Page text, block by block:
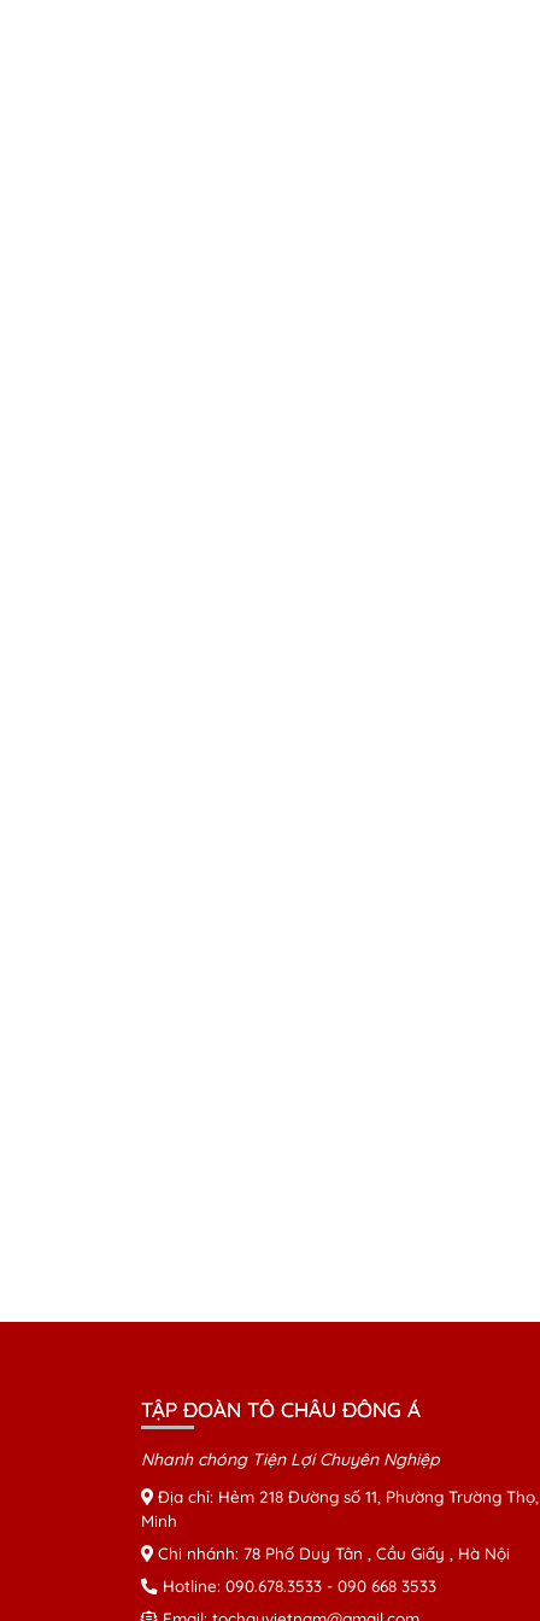
TẬP ĐOÀN TÔ CHÂU ĐÔNG Á
Nhanh chóng Tiện Lợi Chuyên Nghiệp
Địa chỉ: Hẻm 218 Đường số 11, Phường Trường
Minh
Chi nhánh: 78 Phố Duy Tân , Cầu Giấy , Hà Nội
Hotline: 090.678.3533 - 090 668 3533